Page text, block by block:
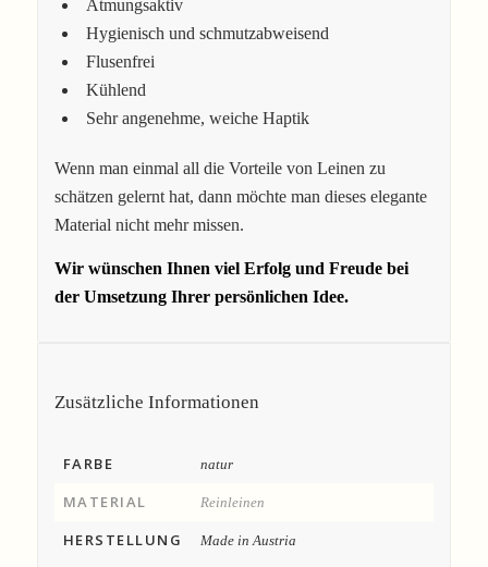
Atmungsaktiv
Hygienisch und schmutzabweisend
Flusenfrei
Kühlend
Sehr angenehme, weiche Haptik
Wenn man einmal all die Vorteile von Leinen zu
schätzen gelernt hat, dann möchte man dieses elegante
Material nicht mehr missen.
Wir wünschen Ihnen viel Erfolg und Freude bei
der Umsetzung Ihrer persönlichen Idee.
Zusätzliche Informationen
FARBE natur
MATERIAL Reinleinen
HERSTELLUNG Made in Austria